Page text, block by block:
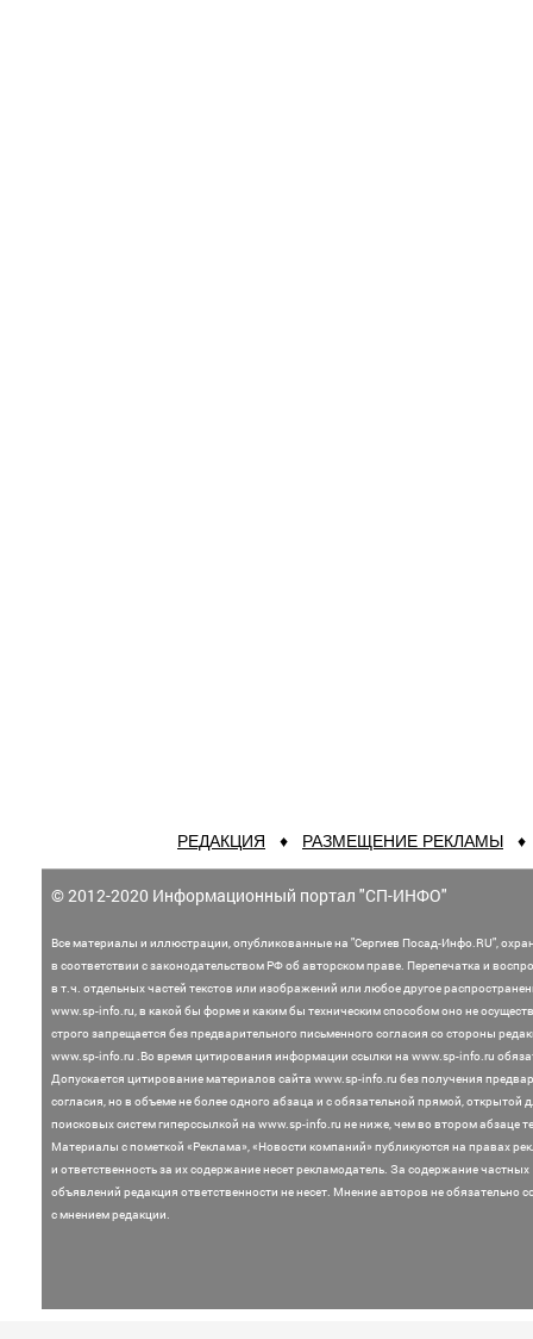
РЕДАКЦИЯ ♦ РАЗМЕЩЕНИЕ РЕКЛАМЫ
© 2012-2020 Информационный портал "СП-ИНФО"
Все материалы и иллюстрации,опубликованные на "Сергиев Посад-Инфо.RU",
в соответствии с законодательством РФ об авторском праве. Перепечатка и
в т.ч. отдельных частей текстов или изображений или любое другое
www.sp-info.ru, в какой бы форме и каким бы техническим способом оно не
строго запрещается без предварительного письменного согласия со стороны
www.sp-info.ru .Во время цитирования информации ссылки на www.sp-info.ru
Допускается цитирование материалов сайта www.sp-info.ru без получения
согласия, но в объеме не более одного абзаца и с обязательной прямой, открытой
поисковых систем гиперссылкой на www.sp-info.ru не ниже, чем во втором абзаце
Материалы с пометкой «Реклама», «Новости компаний» публикуются на правах
и ответственность за их содержание несет рекламодатель. За содержание частных
объявлений редакция ответственности не несет. Мнениеавторов не обязательно
с мнением редакции.